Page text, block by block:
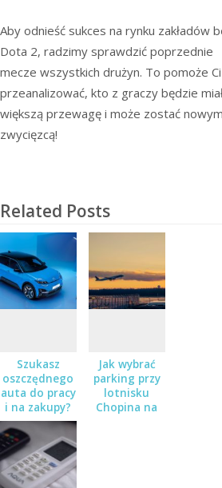
Aby odnieść sukces na rynku zakładów
Dota 2, radzimy sprawdzić poprzednie
mecze wszystkich drużyn. To pomoże Ci
przeanalizować, kto z graczy będzie
większą przewagę i może zostać nowym
zwycięzcą!
Related Posts
Szukasz
oszczędnego
auta do pracy
i na zakupy?
Sprawdź
Nissana Micra
w salonie
Zaborowski
Jak wybrać
parking przy
lotnisku
Chopina na